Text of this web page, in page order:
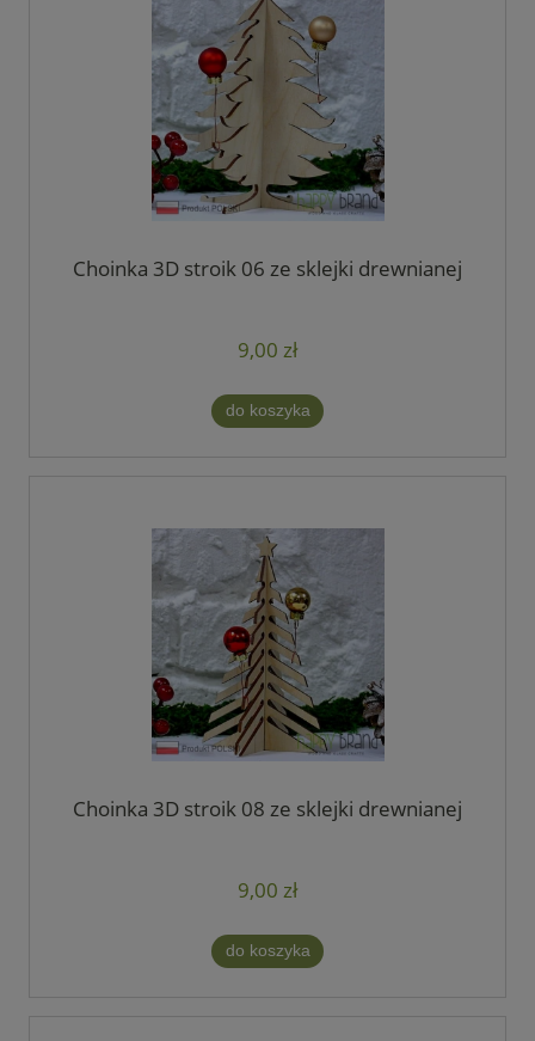
Choinka 3D stroik 06 ze sklejki drewnianej
9,00 zł
do koszyka
Choinka 3D stroik 08 ze sklejki drewnianej
9,00 zł
do koszyka